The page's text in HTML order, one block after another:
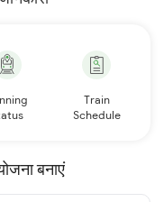
Train
Schedule
बनाएं